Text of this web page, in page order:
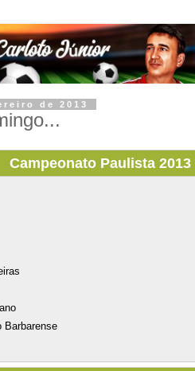
de 2013
Campeonato Paulista 2013
Barbarense